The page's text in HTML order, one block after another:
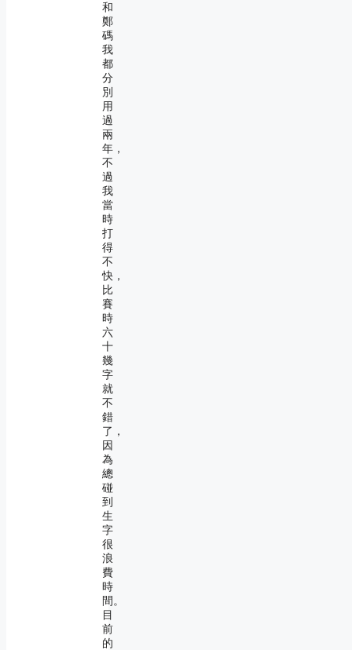
和
鄭
碼
我
都
分
別
用
過
兩
年，
不
過
我
當
時
打
得
不
快，
比
賽
時
六
十
幾
字
就
不
錯
了，
因
為
總
碰
到
生
字
很
浪
費
時
間。
目
前
的